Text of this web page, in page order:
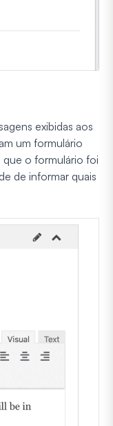
exibidas aos
um formulário
que o formulário foi
de informar quais